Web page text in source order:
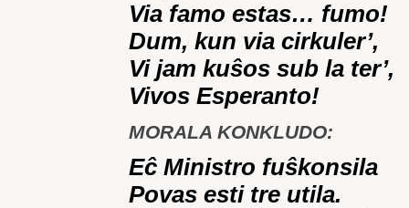
Via famo estas… fumo!
Dum, kun via cirkuler’,
Vi jam kuŝos sub la ter’,
Vivos Esperanto!
MORALA KONKLUDO:
Eĉ Ministro fuŝkonsila
Povas esti tre utila.